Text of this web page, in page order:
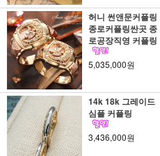
허니 썬앤문커플링
종로커플링싼곳 종
로공장직영 커플링
5,035,000원
14k 18k 그레이드
심플 커플링
3,436,000원